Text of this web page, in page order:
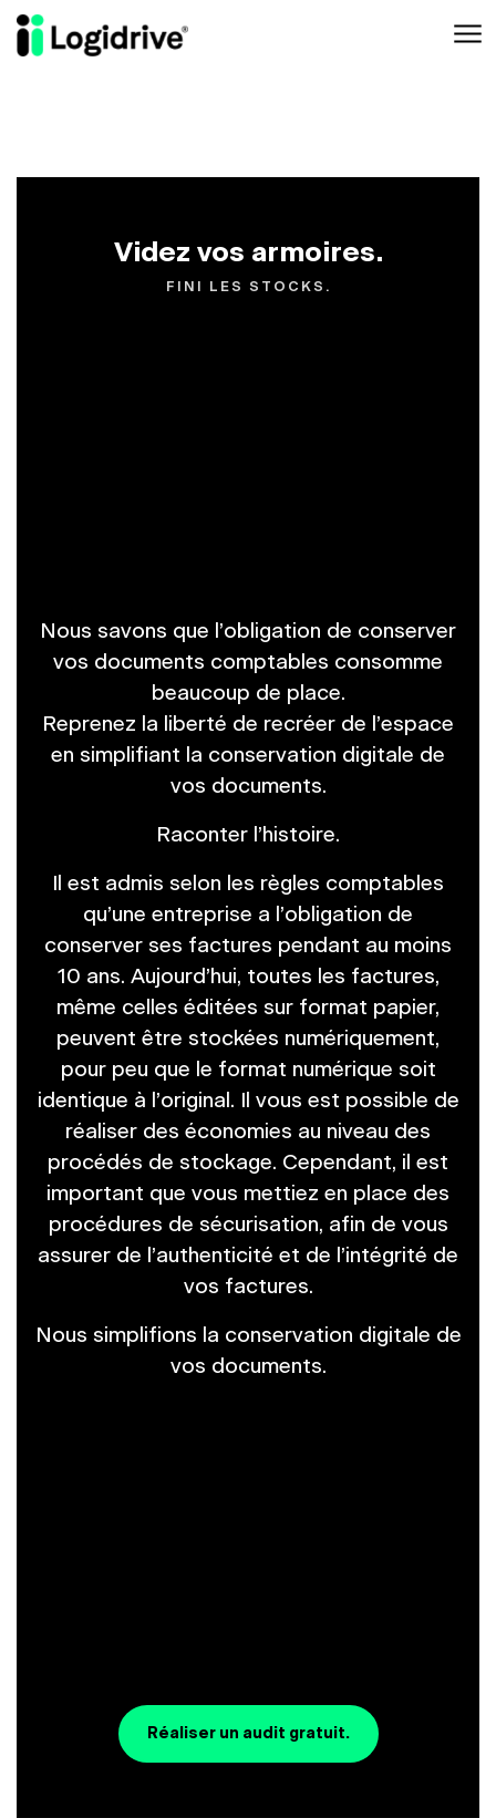
Aller au contenu principal
Videz vos armoires.
FINI LES STOCKS.
Nous savons que l’obligation de conserver
vos documents comptables consomme
beaucoup de place.
Reprenez la liberté de recréer de l’espace
en simplifiant la conservation digitale de
vos documents.
Raconter l’histoire.
Il est admis selon les règles comptables
qu’une entreprise a l’obligation de
conserver ses factures pendant au moins
10 ans. Aujourd’hui, toutes les factures,
même celles éditées sur format papier,
peuvent être stockées numériquement,
pour peu que le format numérique soit
identique à l’original. Il vous est possible de
réaliser des économies au niveau des
procédés de stockage. Cependant, il est
important que vous mettiez en place des
procédures de sécurisation, afin de vous
assurer de l’authenticité et de l’intégrité de
vos factures.
Nous simplifions la conservation digitale de
vos documents.
Réaliser un audit gratuit.